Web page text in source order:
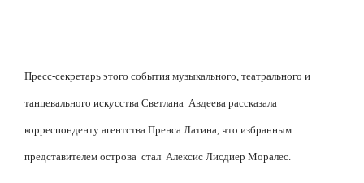
Пресс-секретарь этого события музыкального, театрального и
танцевального искусства Светлана Авдеева рассказала
корреспонденту агентства Пренса Латина, что избранным
представителем острова стал Алексис Лисдиер Моралес.